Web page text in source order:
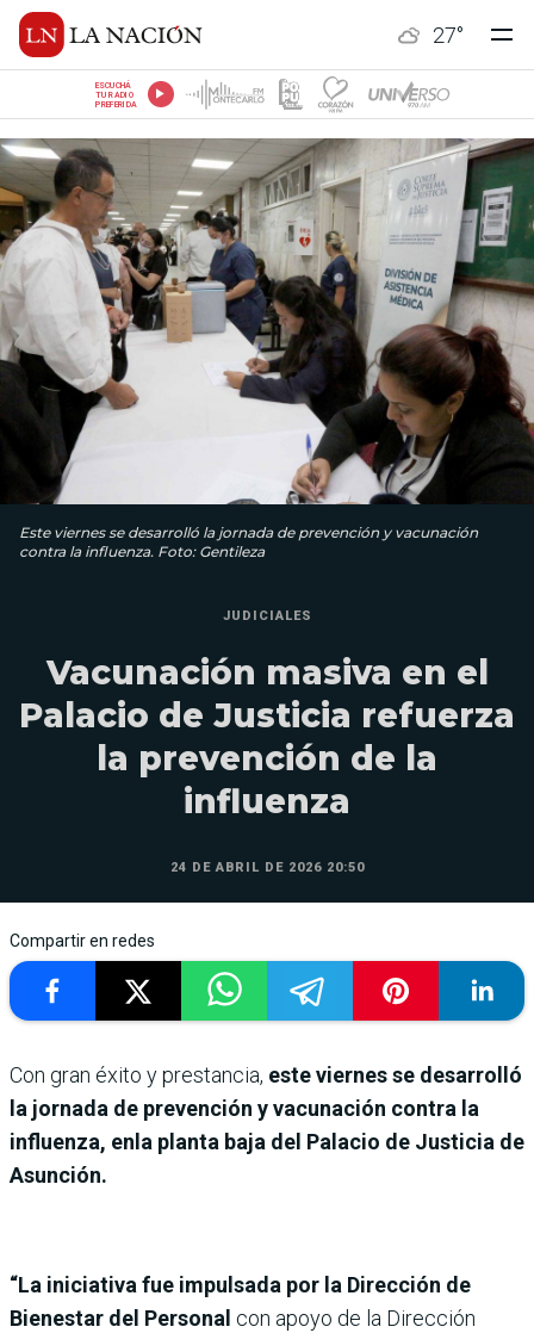
27°
ESCUCHÁ
TU RADIO
PREFERIDA
Este viernes se desarrolló la jornada de prevención y vacunación
contra la influenza. Foto: Gentileza
JUDICIALES
Vacunación masiva en el
Palacio de Justicia refuerza
la prevención de la
influenza
24 DE ABRIL DE 2026 20:50
Compartir en redes
Con gran éxito y prestancia, este viernes se desarrolló
la jornada de prevención y vacunación contra la
influenza, enla planta baja del Palacio de Justicia de
Asunción.
“La iniciativa fue impulsada por la Dirección de
Bienestar del Personal con apoyo de la Dirección